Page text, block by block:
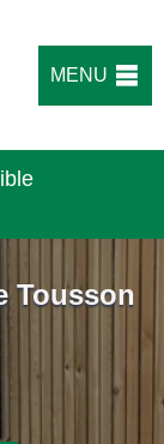
MENU
Tousson